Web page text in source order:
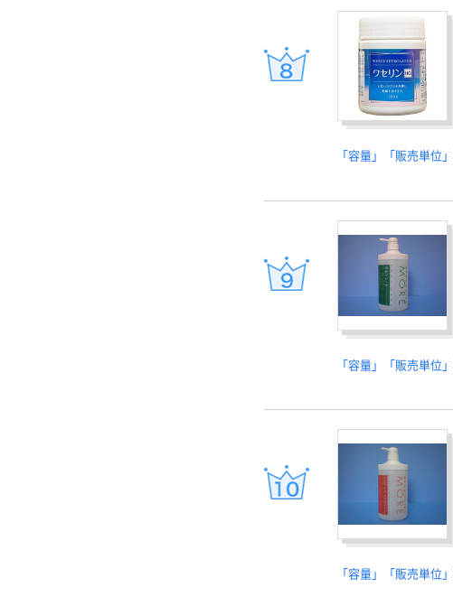
「容量」「販売単位」
「容量」「販売単位」
「容量」「販売単位」